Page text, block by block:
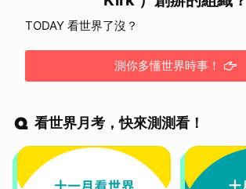
TODAY 看世界了沒？
測你多懂世界時事！
看世界月考，快來測測看！